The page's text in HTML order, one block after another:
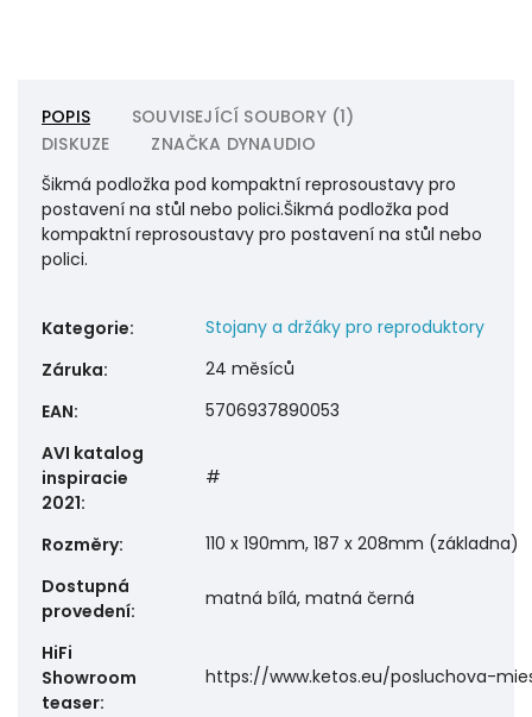
POPIS
SOUVISEJÍCÍ SOUBORY (1)
DISKUZE
ZNAČKA DYNAUDIO
Šikmá podložka pod kompaktní reprosoustavy pro
postavení na stůl nebo polici.Šikmá podložka pod
kompaktní reprosoustavy pro postavení na stůl nebo
polici.
Kategorie:
Stojany a držáky pro reproduktory
Záruka:
24 měsíců
EAN:
5706937890053
AVI katalog
inspiracie
2021:
#
Rozměry:
110 x 190mm, 187 x 208mm (základna)
Dostupná
provedení:
matná bílá, matná černá
HiFi
Showroom
teaser:
https://www.ketos.eu/posluchova-